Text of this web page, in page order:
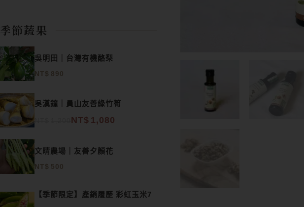
季節蔬果
吳明田｜台灣有機酪梨
NT$ 890
吳漢鐘｜員山友善綠竹筍
NT$ 1,080
文晴農場｜友善夕顏花
NT$ 500
【季節限定】產銷履歷 彩虹玉米7